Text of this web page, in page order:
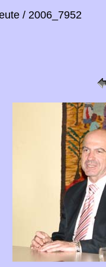
/ 2006_7952